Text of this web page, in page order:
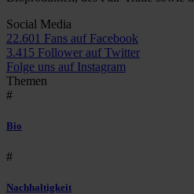
Social Media
22.601 Fans auf Facebook
3.415 Follower auf Twitter
Folge uns auf Instagram
Themen
#
Bio
#
Nachhaltigkeit